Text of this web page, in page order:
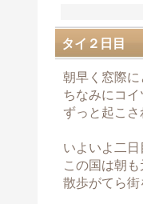
タイ２日目
朝早く窓際
ちなみにコ
ずっと起こさ
いよいよ二
この国は朝
散歩がてら